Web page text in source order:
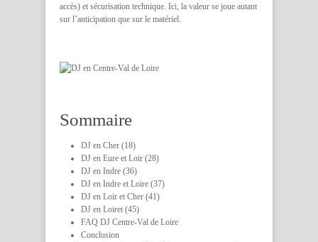
accès) et sécurisation technique. Ici, la valeur se joue autant
sur l’anticipation que sur le matériel.
Sommaire
DJ en Cher (18)
DJ en Eure et Loir (28)
DJ en Indre (36)
DJ en Indre et Loire (37)
DJ en Loir et Cher (41)
DJ en Loiret (45)
FAQ DJ Centre-Val de Loire
Conclusion